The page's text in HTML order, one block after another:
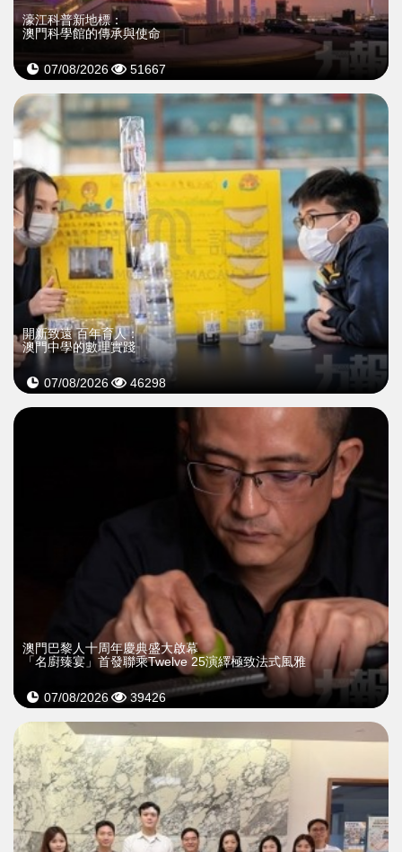
濠江科普新地標：
澳門科學館的傳承與使命
07/08/2026 51667
開新致遠 百年育人：
澳門中學的數理實踐
07/08/2026 46298
澳門巴黎人十周年慶典盛大啟幕
「名廚臻宴」首發聯乘Twelve 25演繹極致法式風雅
07/08/2026 39426